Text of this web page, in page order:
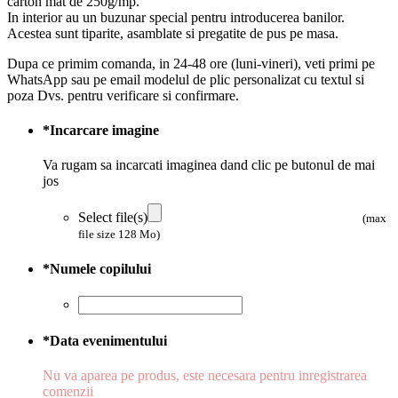
In interior au un buzunar special pentru introducerea banilor.
Acestea sunt tiparite, asamblate si pregatite de pus pe masa.
Dupa ce primim comanda, in 24-48 ore (luni-vineri), veti primi pe
WhatsApp sau pe email modelul de plic personalizat cu textul si
poza Dvs. pentru verificare si confirmare.
*Incarcare imagine
Va rugam sa incarcati imaginea dand clic pe butonul de mai
jos
Select file(s)
(max
file size 128 Mo)
*Numele copilului
*Data evenimentului
Nu va aparea pe produs, este necesara pentru inregistrarea
comenzii